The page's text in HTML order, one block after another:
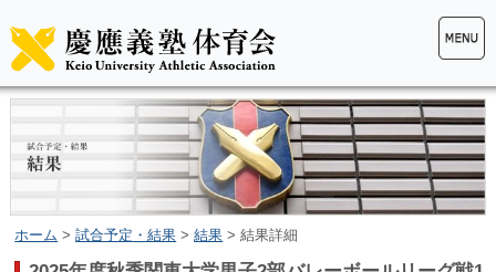
ホーム >試合予定・結果 >結果 > 結果詳細